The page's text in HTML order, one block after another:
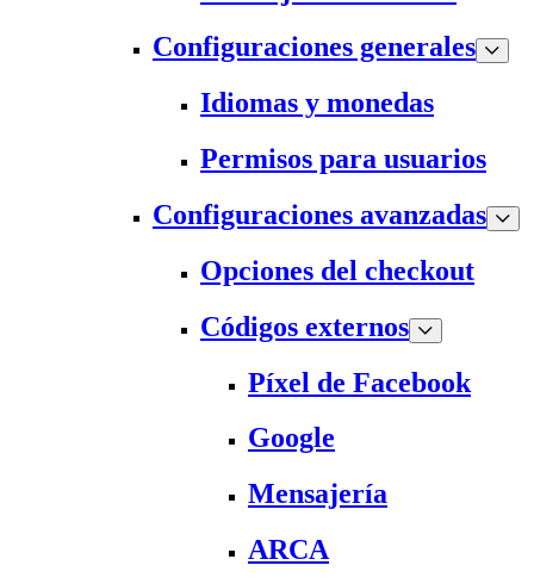
Configuraciones generales
Idiomas y monedas
Permisos para usuarios
Configuraciones avanzadas
Opciones del checkout
Códigos externos
Píxel de Facebook
Google
Mensajería
ARCA